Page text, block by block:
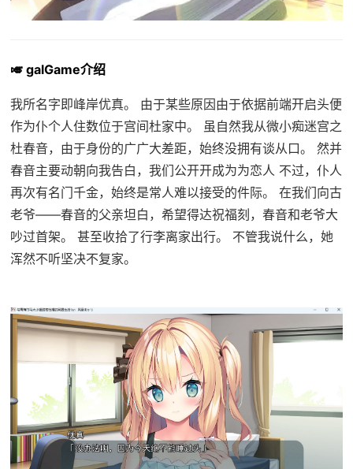
🎺 galGame介绍
我所名字即峰岸优真。 由于某些原因由于依据前端开启头便
作为仆个人住数位于宫间杜家中。 虽自然我从微小痴迷宫之
杜春音，由于身份的广广大差距，始终没拥有谈从口。 然并
春音主要动朝向我告白，我们公开开成为为恋人 不过，仆人
再次有名门千金，始终是常人难以接受的件际。 在我们向古
老爷——春音的父亲坦白，希望得达祝福刻，春音和老爷大
吵过首架。 甚至收拾了行李离家出行。 不管我说什么，她
浑然不听坚决不复家。